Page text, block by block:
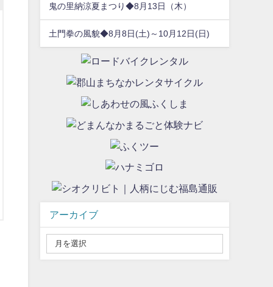
鬼の里納涼夏まつり◆8月13日（木）
土門拳の風貌◆8月8日(土)～10月12日(日)
アーカイブ